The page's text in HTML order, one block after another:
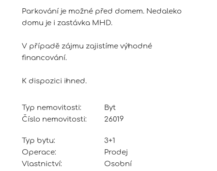
Parkování je možné před domem. Nedaleko
domu je i zastávka MHD.
V případě zájmu zajistíme výhodné
financování.
K dispozici ihned.
Typ nemovitosti:
Byt
Číslo nemovitosti:
26019
Typ bytu:
3+1
Operace:
Prodej
Vlastnictví:
Osobní